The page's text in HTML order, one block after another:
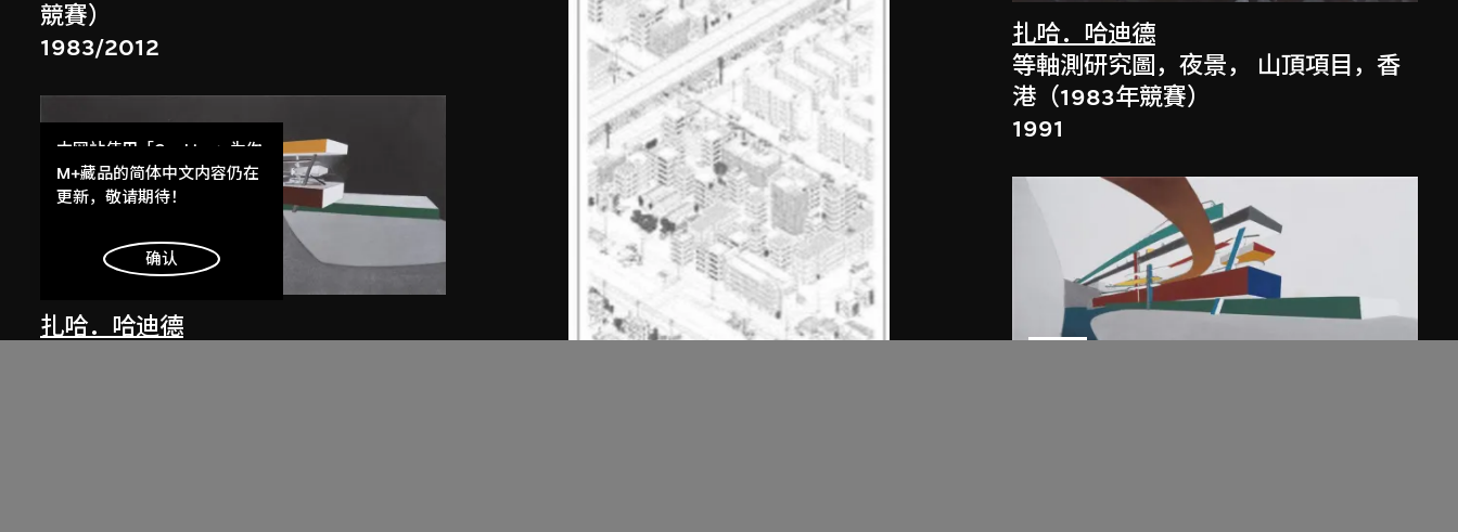
競賽）
1983/2012
扎哈．哈迪德
扎哈．哈迪德
等軸測研究圖，夜景， 山頂項目，香
港（1983年競賽）
1991
本网站使用「Cookies」为你
提供最好的网站体验。
了解更多
明白
M+藏品的简体中文内容仍在
更新，敬请期待！
确认